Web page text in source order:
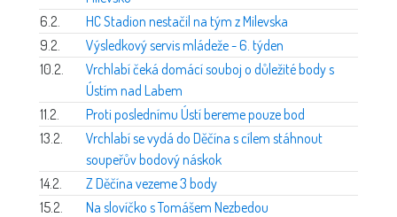
6.2.
HC Stadion nestačil na tým z Milevska
9.2.
Výsledkový servis mládeže - 6. týden
10.2.
Vrchlabí čeká domácí souboj o důležité body s
Ústím nad Labem
11.2.
Proti poslednímu Ústí bereme pouze bod
13.2.
Vrchlabí se vydá do Děčína s cílem stáhnout
soupeřův bodový náskok
14.2.
Z Děčína vezeme 3 body
15.2.
Na slovíčko s Tomášem Nezbedou